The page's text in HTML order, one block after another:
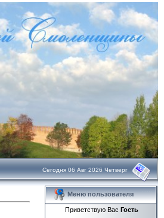
Сегодня 06 Авг 2026 Четверг
Меню пользователя
Приветствую Вас Гость